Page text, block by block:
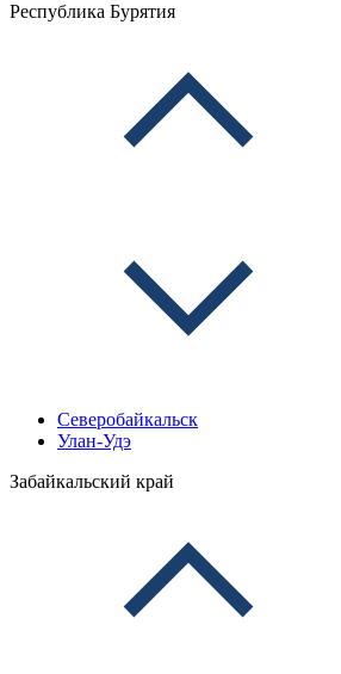
Республика Бурятия
Северобайкальск
Улан-Удэ
Забайкальский край